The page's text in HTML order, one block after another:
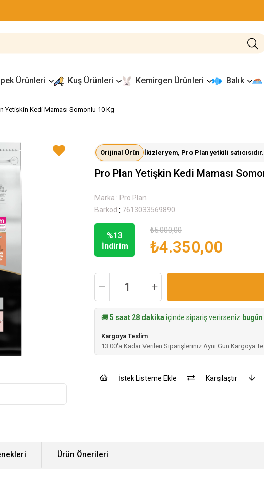
Ürünleri Kuş Ürünleri Kemirgen Ürünleri Balık
Yetişkin Kedi Maması Somonlu 10 Kg
Orijinal Ürün İkizleryem, Pro Plan yetkili satıcısıdır.
Pro Plan Yetişkin Kedi Maması
Marka : Pro Plan
Barkod : 7613033569890
%13
İndirim
₺5.000,00
₺4.350,00
🚚 5 saat 28 dakika içinde sipariş verirseniz
Kargoya Teslim
13:00'a Kadar Verilen Siparişleriniz Aynı Gün Kargoya
İstek Listeme Ekle Karşılaştır
Ürün Önerileri